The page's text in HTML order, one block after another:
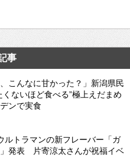
事
、こんなに甘かった？」新潟県民
くないほど食べる”極上えだまめ
ンで実食
ルトラマンの新フレーバー「ガ
発表 片寄涼太さんが祝福イベ